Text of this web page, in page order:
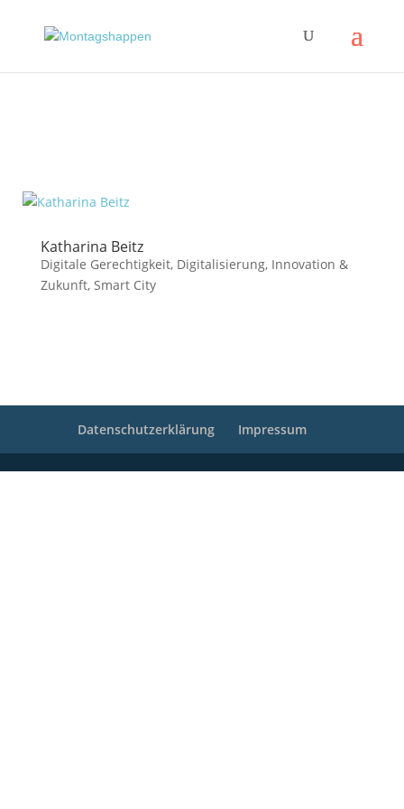
Katharina Beitz
Digitale Gerechtigkeit, Digitalisierung, Innovation &
Zukunft, Smart City
Datenschutzerklärung Impressum